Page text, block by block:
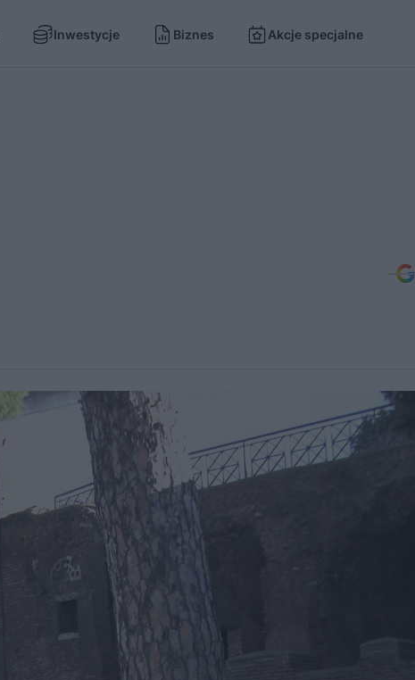
Inwestycje Biznes Akcje specjalne